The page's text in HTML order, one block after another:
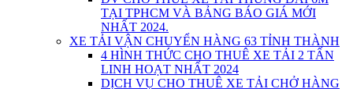
TẠI TPHCM VÀ BẢNG BÁO GIÁ MỚI
NHẤT 2024.
XE TẢI VẬN CHUYỂN HÀNG 63 TỈNH THÀNH
4 HÌNH THỨC CHO THUÊ XE TẢI 2 TẤN
LINH HOẠT NHẤT 2024
DỊCH VỤ CHO THUÊ XE TẢI CHỞ HÀNG